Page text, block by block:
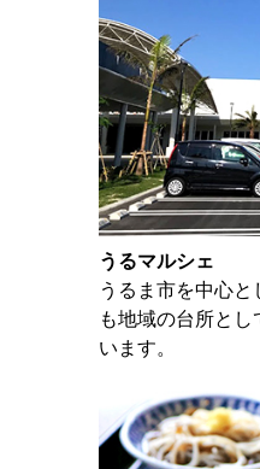
うるマルシェ
うるま市を中心
も地域の台所と
います。